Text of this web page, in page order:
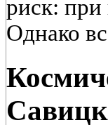
риск: при
Однако